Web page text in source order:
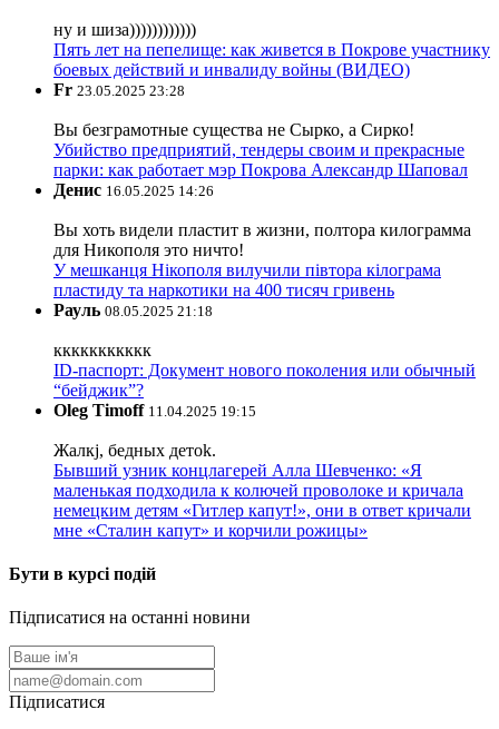
ну и шиза))))))))))))
Пять лет на пепелище: как живется в Покрове участнику
боевых действий и инвалиду войны (ВИДЕО)
Fr 23.05.2025 23:28
Вы безграмотные существа не Сырко, а Сирко!
Убийство предприятий, тендеры своим и прекрасные
парки: как работает мэр Покрова Александр Шаповал
Денис 16.05.2025 14:26
Вы хоть видели пластит в жизни, полтора килограмма
для Никополя это ничто!
У мешканця Нікополя вилучили півтора кілограма
пластиду та наркотики на 400 тисяч гривень
Рауль 08.05.2025 21:18
ккккккккккк
ID-паспорт: Документ нового поколения или обычный
“бейджик”?
Oleg Timoff 11.04.2025 19:15
Жалкj, бедных детok.
Бывший узник концлагерей Алла Шевченко: «Я
маленькая подходила к колючей проволоке и кричала
немецким детям «Гитлер капут!», они в ответ кричали
мне «Сталин капут» и корчили рожицы»
Бути в курсі подій
Підписатися на останні новини
Підписатися